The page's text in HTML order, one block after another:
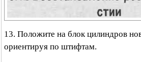
13. Положите на блок цилиндров
ориентируя по штифтам.